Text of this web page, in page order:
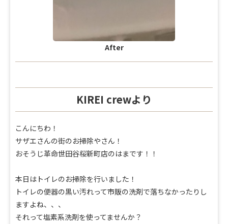
After
KIREI crewより
こんにちわ！
サザエさんの街のお掃除やさん！
おそうじ革命世田谷桜新町店のはまです！！
本日はトイレのお掃除を行いました！
トイレの便器の黒い汚れって市販の洗剤で落ちなかったりし
ますよね、、、
それって塩素系洗剤を使ってませんか？